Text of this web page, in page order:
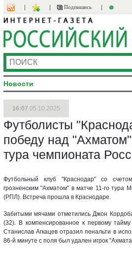
Подпишись
Новости
16:07 05.10.2025
Футболисты
победу над "Ахматом"
тура чемпионата
Футбольный клуб "Краснодар" со
грозненским "Ахматом" в матче 11-го тура
(РПЛ). Встреча прошла в Краснодаре.
Забитыми мячами отметились Джон
(32). В компенсированное к первому
Станислав Агкацев отразил пенальти в
86-й минуте с поля был удален игрок